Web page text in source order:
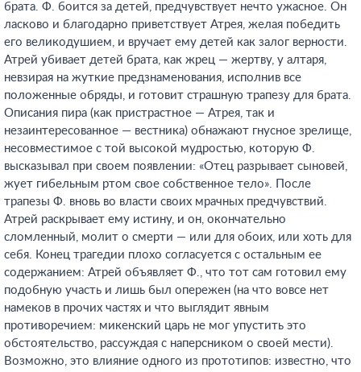
брата. Ф. боится за детей, предчувствует нечто ужасное. Он
ласково и благодарно приветствует Атрея, желая победить
его великодушием, и вручает ему детей как залог верности.
Атрей убивает детей брата, как жрец — жертву, у алтаря,
невзирая на жуткие предзнаменования, исполнив все
положенные обряды, и готовит страшную трапезу для брата.
Описания пира (как пристрастное — Атрея, так и
незаинтересованное — вестника) обнажают гнусное зрелище,
несовместимое с той высокой мудростью, которую Ф.
высказывал при своем появлении: «Отец разрывает сыновей,
жует гибельным ртом свое собственное тело». После
трапезы Ф. вновь во власти своих мрачных предчувствий.
Атрей раскрывает ему истину, и он, окончательно
сломленный, молит о смерти — или для обоих, или хоть для
себя. Конец трагедии плохо согласуется с остальным ее
содержанием: Атрей объявляет Ф., что тот сам готовил ему
подобную участь и лишь был опережен (на что вовсе нет
намеков в прочих частях и что выглядит явным
противоречием: микенский царь не мог упустить это
обстоятельство, рассуждая с наперсником о своей мести).
Возможно, это влияние одного из прототипов: известно, что